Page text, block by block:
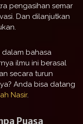
pengasihan semar
Dan dilanjutkan
dalam bahasa
ilmu ini berasal
secara turun
Anda bisa datang
Nasir.
Puasa